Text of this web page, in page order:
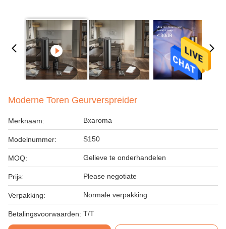
Moderne Toren Geurverspreider
Merknaam: Bxaroma
Modelnummer: S150
MOQ: Gelieve te onderhandelen
Prijs: Please negotiate
Verpakking: Normale verpakking
Betalingsvoorwaarden: T/T